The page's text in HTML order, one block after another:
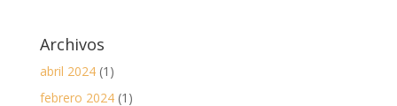
Archivos
abril 2024(1)
febrero 2024(1)